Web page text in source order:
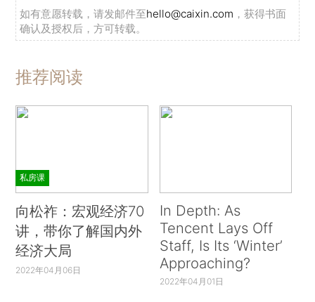
如有意愿转载，请发邮件至hello@caixin.com ，获得书面
确认及授权后，方可转载。
推荐阅读
私房课
向松祚：宏观经济70
讲，带你了解国内外
经济大局
2022年04月06日
In Depth: As
Tencent Lays Off
Staff, Is Its ‘Winter’
Approaching?
2022年04月01日